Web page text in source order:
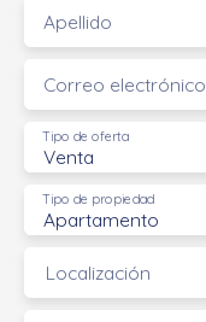
Apellido
Correo electrónico
Venta
Tipo de oferta
Apartamento
Tipo de propiedad
Localización